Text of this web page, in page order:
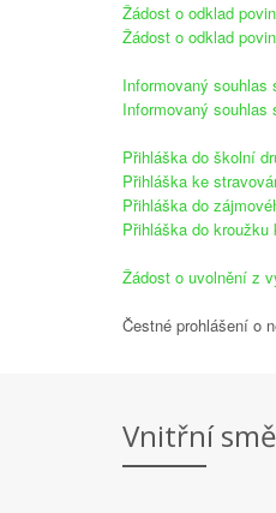
Žádost o odklad
Žádost o odklad
Informovaný souhlas
Informovaný souhlas
Přihláška do školní
Přihláška ke
Přihláška do
Přihláška do kroužku
Žádost o uvolnění z
Čestné prohlášení o
Vnitřní